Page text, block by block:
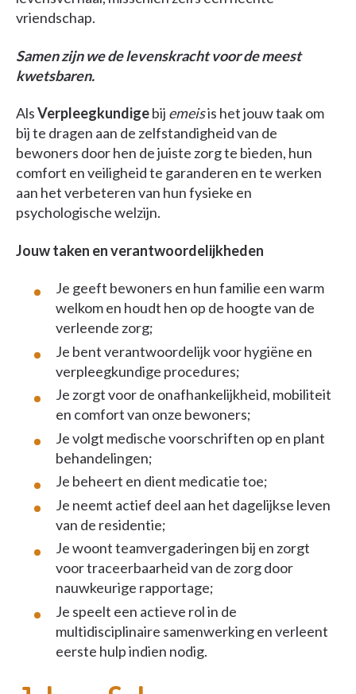
vriendschap.
Samen zijn we de levenskracht voor de meest
kwetsbaren.
AlsVerpleegkundigebij emeisis het jouw taak om
bij te dragen aan de zelfstandigheid van de
bewoners door hen de juiste zorg te bieden, hun
comfort en veiligheid te garanderen en te werken
aan het verbeteren van hun fysieke en
psychologische welzijn.
Jouw taken en verantwoordelijkheden
Je geeft bewoners en hun familie een warm
welkom en houdt hen op de hoogte van de
verleende zorg;
Je bent verantwoordelijk voor hygiëne en
verpleegkundige procedures;
Je zorgt voor de onafhankelijkheid, mobiliteit
en comfort van onze bewoners;
Je volgt medische voorschriften op en plant
behandelingen;
Je beheert en dient medicatie toe;
Je neemt actief deel aan het dagelijkse leven
van de residentie;
Je woont teamvergaderingen bij en zorgt
voor traceerbaarheid van de zorg door
nauwkeurige rapportage;
Je speelt een actieve rol in de
multidisciplinaire samenwerking en verleent
eerste hulp indien nodig.